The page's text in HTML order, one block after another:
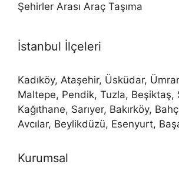
Şehirler Arası Araç Taşıma
İstanbul İlçeleri
Kadıköy, Ataşehir, Üsküdar,
Maltepe, Pendik, Tuzla, Beşiktaş,
Kağıthane, Sarıyer, Bakırköy,
Avcılar, Beylikdüzü, Esenyurt,
Kurumsal